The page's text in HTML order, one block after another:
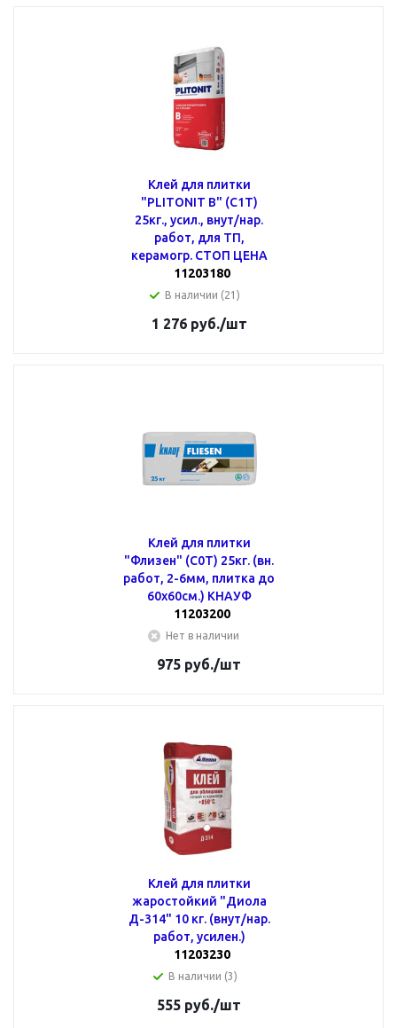
Клей для плитки
"PLITONIT В" (С1Т)
25кг., усил., внут/нар.
работ, для ТП,
керамогр. СТОП ЦЕНА
11203180
В наличии (21)
1 276руб./шт
Клей для плитки
"Флизен" (С0Т) 25кг. (вн.
работ, 2-6мм, плитка до
60х60см.) КНАУФ
11203200
Нет в наличии
975 руб./шт
Клей для плитки
жаростойкий "Диола
Д-314" 10 кг. (внут/нар.
работ, усилен.)
11203230
В наличии (3)
555 руб./шт